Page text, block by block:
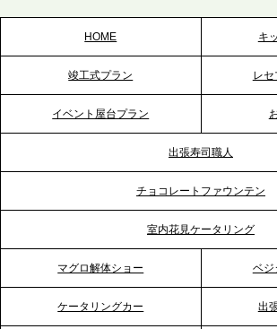
2026.5.20
プレスリリースのご案内｜ケータリン
2026.5.12
プレスリリースのご案内｜ケータリング
プレスリリースのご案内｜「温かな食
HOME キ
竣工式プラン レセ
イベント屋台プラン
出張寿司職人
チョコレートファウンテン
室内花見ケータリング
マグロ解体ショー ベジ
ケータリングカー 出